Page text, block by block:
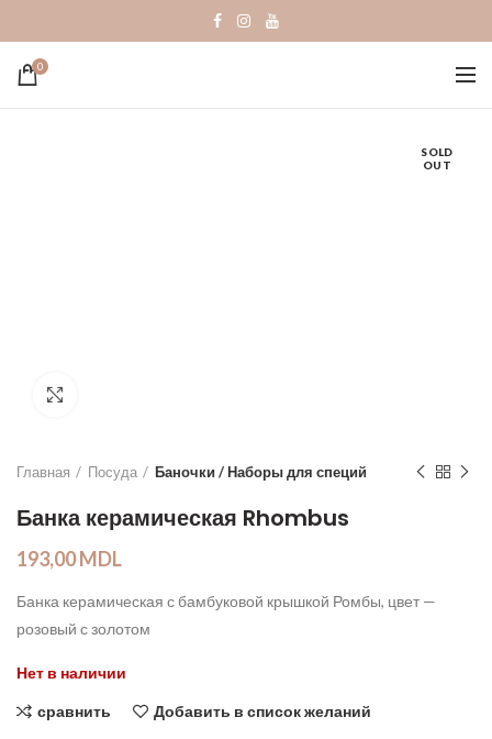
0
SOLD
OUT
Главная Посуда Баночки / Наборы для специй
Банка керамическая Rhombus
193,00MDL
Банка керамическая с бамбуковой крышкой Ромбы, цвет —
розовый с золотом
Нет в наличии
сравнить Добавить в список желаний